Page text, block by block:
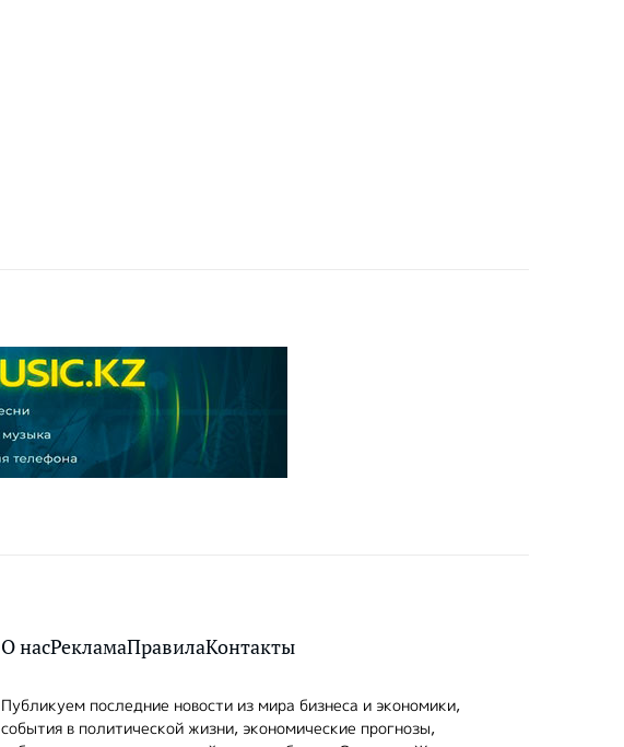
О насРекламаПравилаКонтакты
Публикуем последние новости из мира бизнеса и экономики,
события в политической жизни, экономические прогнозы,